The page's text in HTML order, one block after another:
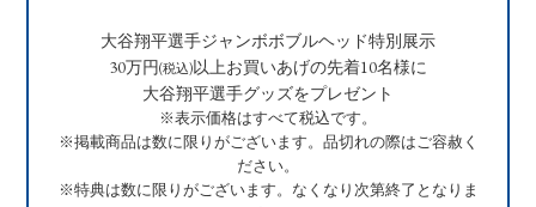
大谷翔平選手ジャンボボブルヘッド特別展示
30万円(税込)以上お買いあげの先着10名様に
大谷翔平選手グッズをプレゼント
※表示価格はすべて税込です。
※掲載商品は数に限りがございます。品切れの際はご容赦く
ださい。
※特典は数に限りがございます。なくなり次第終了となりま